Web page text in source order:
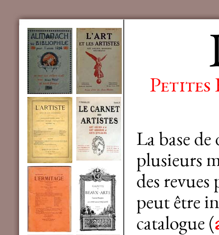
Petites
La base
plusieurs
des revues
peut être
catalogue (